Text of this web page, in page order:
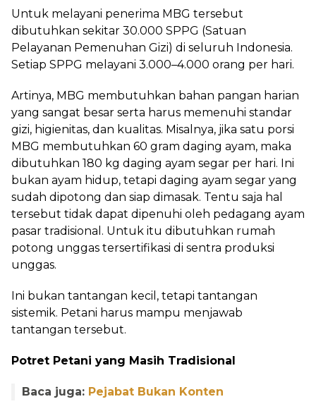
Untuk melayani penerima MBG tersebut
dibutuhkan sekitar 30.000 SPPG (Satuan
Pelayanan Pemenuhan Gizi) di seluruh Indonesia.
Setiap SPPG melayani 3.000–4.000 orang per hari.
Artinya, MBG membutuhkan bahan pangan harian
yang sangat besar serta harus memenuhi standar
gizi, higienitas, dan kualitas. Misalnya, jika satu porsi
MBG membutuhkan 60 gram daging ayam, maka
dibutuhkan 180 kg daging ayam segar per hari. Ini
bukan ayam hidup, tetapi daging ayam segar yang
sudah dipotong dan siap dimasak. Tentu saja hal
tersebut tidak dapat dipenuhi oleh pedagang ayam
pasar tradisional. Untuk itu dibutuhkan rumah
potong unggas tersertifikasi di sentra produksi
unggas.
Ini bukan tantangan kecil, tetapi tantangan
sistemik. Petani harus mampu menjawab
tantangan tersebut.
Potret Petani yang Masih Tradisional
Baca juga: Pejabat Bukan Konten